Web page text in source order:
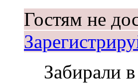
Гостям не
Забирали